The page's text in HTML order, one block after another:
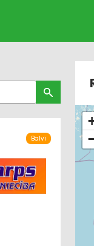
Balvi